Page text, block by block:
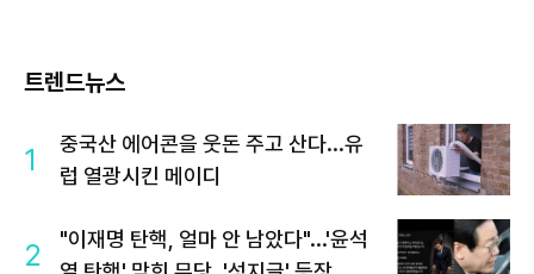
트렌드뉴스
1
중국산 에어콘을 웃돈 주고 산다...유
럽 열광시킨 메이디
2
"이재명 탄핵, 얼마 안 남았다"...'윤석